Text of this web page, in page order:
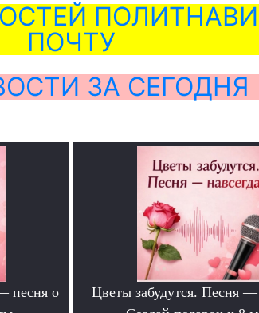
ПОЧТУ
ЗА СЕГОДНЯ
песня о
Цветы забудутся. Песня —